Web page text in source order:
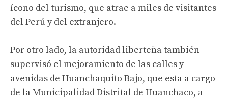
ícono del turismo, que atrae a miles de visitantes
del Perú y del extranjero.
Por otro lado, la autoridad liberteña también
supervisó el mejoramiento de las calles y
avenidas de Huanchaquito Bajo, que esta a cargo
de la Municipalidad Distrital de Huanchaco, a